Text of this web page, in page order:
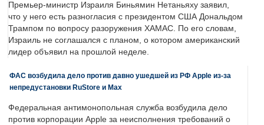
Премьер-министр Израиля Биньямин Нетаньяху заявил,
что у него есть разногласия с президентом США Дональдом
Трампом по вопросу разоружения ХАМАС. По его словам,
Израиль не соглашался с планом, о котором американский
лидер объявил на прошлой неделе.
ФАС возбудила дело против давно ушедшей из РФ Apple из-за
непредустановки RuStore и Max
Федеральная антимонопольная служба возбудила дело
против корпорации Apple за неисполнения требований о